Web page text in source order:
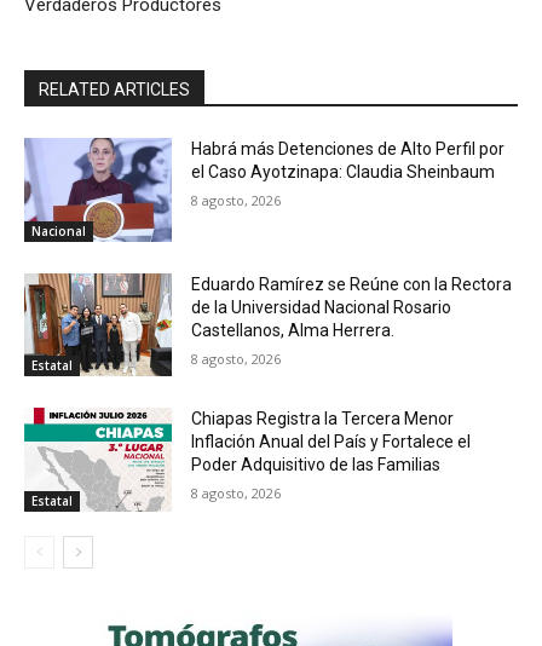
Verdaderos Productores
RELATED ARTICLES
Nacional
Habrá más Detenciones de Alto Perfil por
el Caso Ayotzinapa: Claudia Sheinbaum
8 agosto, 2026
Estatal
Eduardo Ramírez se Reúne con la Rectora
de la Universidad Nacional Rosario
Castellanos, Alma Herrera.
8 agosto, 2026
Estatal
Chiapas Registra la Tercera Menor
Inflación Anual del País y Fortalece el
Poder Adquisitivo de las Familias
8 agosto, 2026